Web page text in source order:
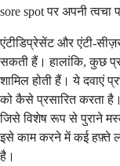
sore spot पर अपनी त्वचा
एंटीडिप्रेसेंट और एंटी-
सकती हैं। हालांकि, कुछ
शामिल होती हैं। ये दवाएं
को कैसे प्रसारित करता
जिसे विशेष रूप से पुराने
इसे काम करने में कई हफ़्ते
है।